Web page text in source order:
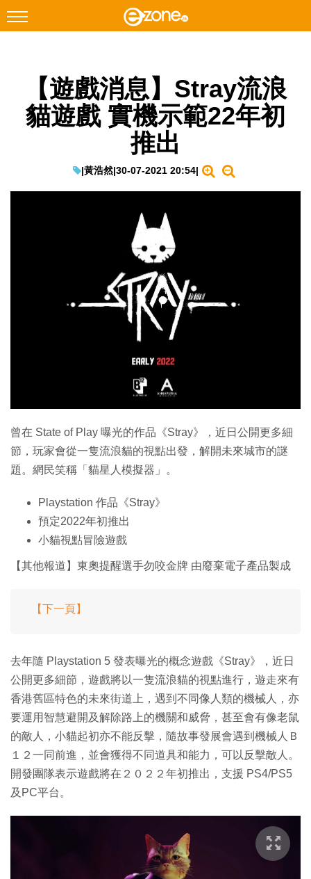
Facebook Instagram
科技焦點
教學評測
Enterprise Digital Transformation
【遊戲消息】Stray流浪
貓遊戲 實機示範22年初
推出
|黃浩然|30-07-2021 20:54|
曾在 State of Play 曝光的作品《Stray》，近日公開更多細
節，玩家會從一隻流浪貓的視點出發，解開未來城市的謎
題。網民笑稱「貓星人模擬器」。
Playstation 作品《Stray》
預定2022年初推出
小貓視點冒險遊戲
【其他報道】東奧提醒選手勿咬金牌 由廢棄電子產品製成
【下一頁】
去年隨 Playstation 5 發表曝光的概念遊戲《Stray》，近日
公開更多細節，遊戲將以一隻流浪貓的視點進行，遊走來有
香港舊區特色的未來街道上，遇到不同像人類的機械人，亦
要運用智慧避開及解除路上的機關和威脅，甚至會有像老鼠
的敵人，小貓起初亦不能反擊，隨故事發展會遇到機械人Ｂ
１２一同前進，並會獲得不同道具和能力，可以反擊敵人。
開發團隊表示遊戲將在２０２２年初推出，支援 PS4/PS5
及PC平台。